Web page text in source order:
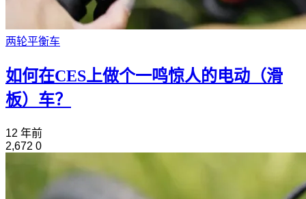
两轮平衡车
如何在CES上做个一鸣惊人的电动（滑
板）车？
12 年前
2,672 0